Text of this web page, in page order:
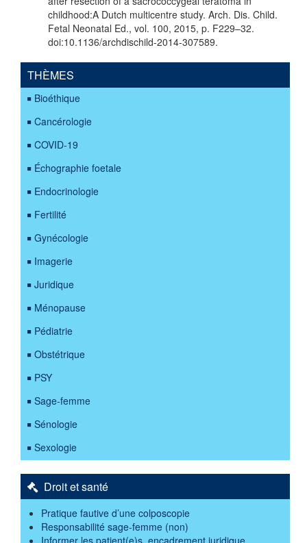
childhood:A Dutch multicentre study. Arch. Dis. Child.
Fetal Neonatal Ed., vol. 100, 2015, p. F229–32.
doi:10.1136/archdischild-2014-307589.
THÈMES
Bioéthique
Cancérologie
COVID-19
Échographie foetale
Endocrinologie
Fertilité
Gynécologie
Imagerie
Juridique
Ménopause
Pédiatrie
Obstétrique
PSY
Sage-femme
Sénologie
Sexologie
Droit et santé
Pratique fautive d’une colposcopie
Responsabilité sage-femme (non)
Informer les patient(e)s, encadrement juridique